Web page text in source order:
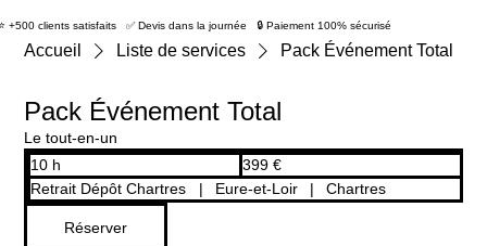
+500 clients satisfaits ✅ Devis dans la journée 🔒 Paiement 100% sécurisé
Accueil Liste de services Pack Événement Total
Pack Événement Total
Le tout-en-un
10 h
0
h
399
euros
399 €
Retrait Dépôt Chartres
| Eure-et-Loir | Chartres
Réserver